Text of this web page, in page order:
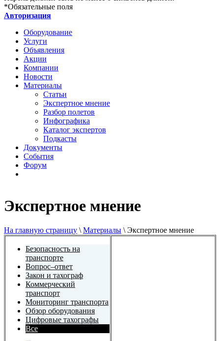
Экспертное мнение
На главную страницу \ Материалы \ Экспертное мнение
Безопасность на
транспорте
Вопрос–ответ
Закон и тахограф
Коммерческий
транспорт
Мониторинг транспорта
Обзор оборудования
Цифровые тахографы
Все
*Обязательные поля
Авторизация
Оборудование
Услуги
Объявления
Акции
Компании
Новости
Материалы
Статьи
Экспертное мнение
Разбор полетов
Инфографика
Каталог экспертов
Подкасты
Документы
События
Форум